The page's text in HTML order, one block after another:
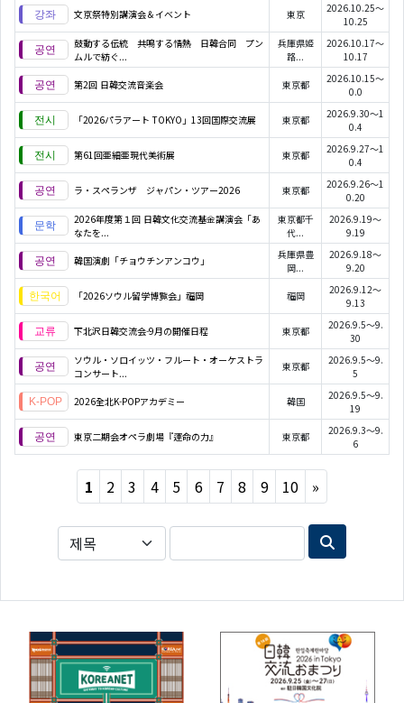
文京祭特別講演会＆イベント 東京
2026.10.25～
10.25
鼓動する伝統 共鳴する情熱 日韓合同 プン
ムルで紡ぐ...
兵庫県姫
路...
2026.10.17～
10.17
第2回 日韓交流音楽会 東京都
2026.10.15～
0.0
「2026パラアート TOKYO」13回国際交流展 東京都
2026.9.30～1
0.4
第61回亜細亜現代美術展 東京都
2026.9.27～1
0.4
ラ・スペランザ ジャパン・ツアー2026 東京都
2026.9.26～1
0.20
2026年度第１回 日韓文化交流基金講演会「あ
なたを...
東京都千
代...
2026.9.19～
9.19
韓国演劇「チョウチンアンコウ」
兵庫県豊
岡...
2026.9.18～
9.20
「2026ソウル留学博覧会」福岡 福岡
2026.9.12～
9.13
下北沢日韓交流会-9月の開催日程 東京都
2026.9.5～9.
30
ソウル・ソロイッツ・フルート・オーケストラ
コンサート...
東京都
2026.9.5～9.
5
2026全北K-POPアカデミー 韓国
2026.9.5～9.
19
東京二期会オペラ劇場『運命の力』 東京都
2026.9.3～9.
6
1 2 3 4 5 6 7 8 9 10 »